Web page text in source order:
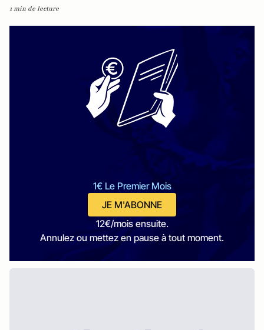
1 min de lecture
1€ Le Premier Mois
JE M'ABONNE
12€/mois ensuite.
Annulez ou mettez en pause à tout moment.